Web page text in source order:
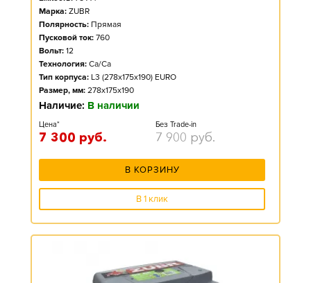
Марка: ZUBR
Полярность: Прямая
Пусковой ток: 760
Вольт: 12
Технология: Ca/Ca
Тип корпуса: L3 (278x175x190) EURO
Размер, мм: 278x175x190
Наличие: В наличии
Цена*
7 300 руб.
Без Trade-in
7 900 руб.
В КОРЗИНУ
В 1 клик